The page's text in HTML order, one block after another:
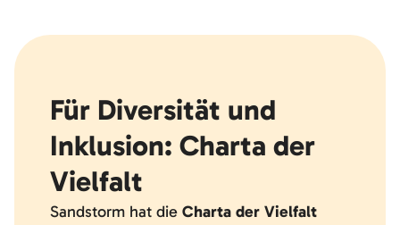
Für Diversität und
Inklusion: Charta der
Vielfalt
Sandstorm hat die Charta der Vielfalt